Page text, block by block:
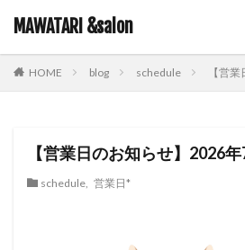
MAWATARI &salon
HOME blog schedule 【営
【営業日のお知らせ】2026
schedule, 営業日*